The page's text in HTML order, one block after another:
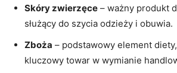
Skóry zwierzęce – ważny produkt
służący ​do‌ szycia odzieży i obuwia.
Zboża – podstawowy element
kluczowy towar w wymianie